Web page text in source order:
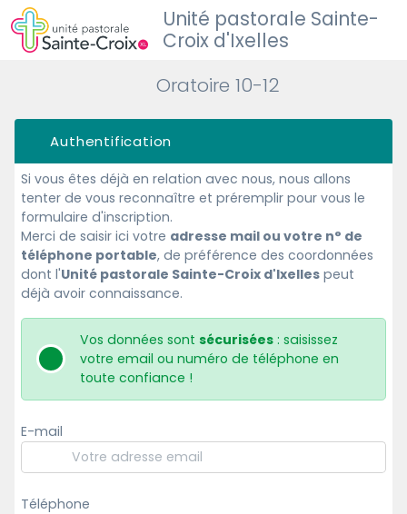
Unité pastorale Sainte-
Croix d'Ixelles
Oratoire 10-12
Authentification
Si vous êtes déjà en relation avec nous, nous allons
tenter de vous reconnaître et préremplir pour vous le
formulaire d'inscription.
Merci de saisir ici votre adresse mail ou votre n° de
téléphone portable, de préférence des coordonnées
dont l'Unité pastorale Sainte-Croix d'Ixelles peut
déjà avoir connaissance.
Vos données sontsécurisées : saisissez
votre email ou numéro de téléphone en
toute confiance !
E-mail
Téléphone